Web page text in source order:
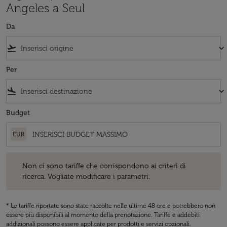
Angeles a Seul
Da
flight_takeoff keyboard_arrow_down
Per
flight_land keyboard_arrow_down
Budget
EUR
Non ci sono tariffe che corrispondono ai criteri di
ricerca. Vogliate modificare i parametri.
* Le tariffe riportate sono state raccolte nelle ultime 48 ore e potrebbero non
essere più disponibili al momento della prenotazione. Tariffe e addebiti
addizionali possono essere applicate per prodotti e servizi opzionali.